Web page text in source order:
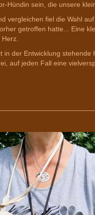
Hündin sein, die unsere
vergleichen fiel die Wahl
getroffen hatte... Eine
der Entwicklung stehende
auf jeden Fall eine